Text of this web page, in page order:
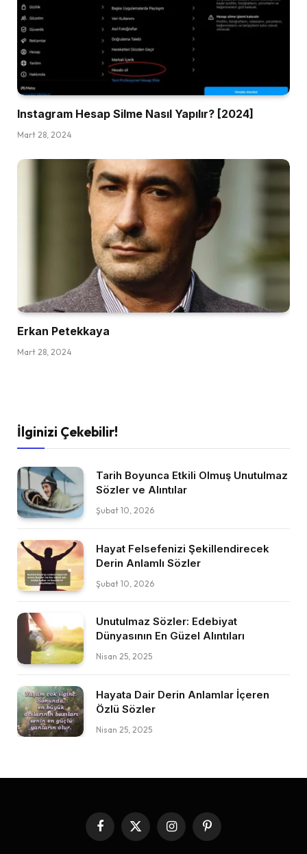
Instagram Hesap Silme Nasıl Yapılır? [2024]
Mart 28, 2024
Erkan Petekkaya
Mart 28, 2024
İlginizi Çekebilir!
Tarih Boyunca Etkili Olmuş Unutulmaz
Sözler ve Alıntılar
Şubat 10, 2026
Hayat Felsefenizi Şekillendirecek
Derin Anlamlı Sözler
Şubat 10, 2026
Unutulmaz Sözler: Edebiyat
Dünyasının En Güzel Alıntıları
Nisan 25, 2025
Hayata Dair Derin Anlamlar İçeren
Özlü Sözler
Nisan 25, 2025
Facebook
X
InstagramPinterest